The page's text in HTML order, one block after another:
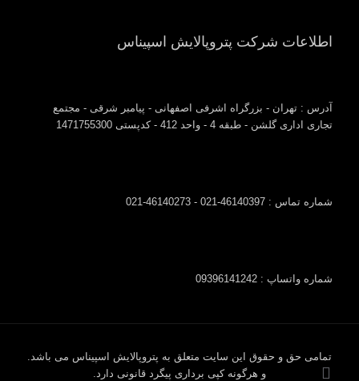
اطلاعات شرکت پتروپالایش اسپیناس
آدرس : تهران - بزرگراه اشرفی اصفهانی - پیامبر شرقی - مجتمع
تجاری اداری گلشن - طبقه 4 - واحد 412 - کدپستی 1471755300
شماره تماس : 46140397-021 - 46140273-021
شماره واتساپ : 09396141242
تمامی حق و حقوق این سایت متعلق به پتروپالایش اسپیناس می باشد.
و هرگونه کپی برداری پیگرد قانونی دارد.